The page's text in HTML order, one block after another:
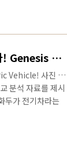
아니 벌써! GV70 전기차 포착! eGV70 제네시스 전기차! Genesis Electric Vehicle!
Vehicle! 사진 현
분석 자료를 제시
두가 전기차라는
되다니, 포착된